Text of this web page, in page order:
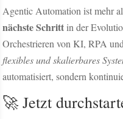
Agentic Automation ist mehr
nächste Schritt in der
Orchestrieren von KI, RPA
flexibles und skalierbares
automatisiert, sondern
🚀 Jetzt